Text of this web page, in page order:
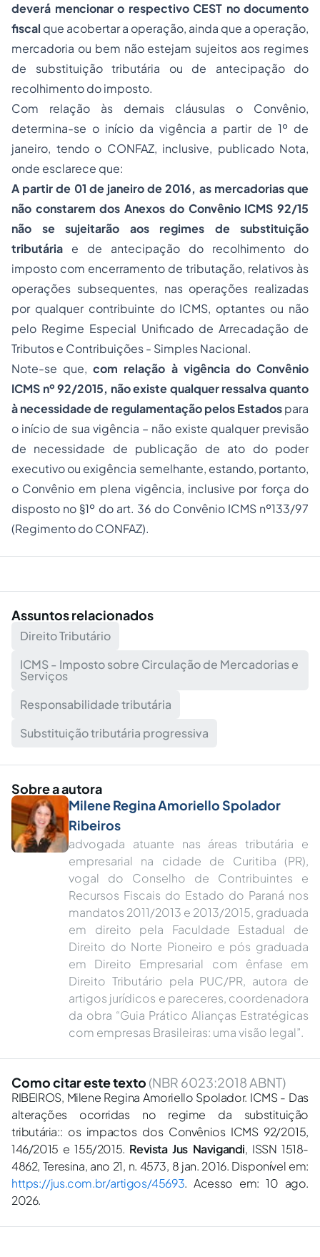
deverá mencionar o respectivo CEST no documento
fiscal que acobertar a operação, ainda que a operação,
mercadoria ou bem não estejam sujeitos aos regimes
de substituição tributária ou de antecipação do
recolhimento do imposto.
Com relação às demais cláusulas o Convênio,
determina-se o início da vigência a partir de 1º de
janeiro, tendo o CONFAZ, inclusive, publicado Nota,
onde esclarece que:
A partir de 01 de janeiro de 2016, as mercadorias que
não constarem dos Anexos do Convênio ICMS 92/15
não se sujeitarão aos regimes de substituição
tributária e de antecipação do recolhimento do
imposto com encerramento de tributação, relativos às
operações subsequentes, nas operações realizadas
por qualquer contribuinte do ICMS, optantes ou não
pelo Regime Especial Unificado de Arrecadação de
Tributos e Contribuições - Simples Nacional.
Note-se que,com relação à vigência do Convênio
ICMS nº 92/2015, não existe qualquer ressalva quanto
à necessidade de regulamentação pelos Estadospara
o início de sua vigência – não existe qualquer previsão
de necessidade de publicação de ato do poder
executivo ou exigência semelhante, estando, portanto,
o Convênio em plena vigência, inclusive por força do
disposto no §1º do art. 36 do Convênio ICMS nº133/97
(Regimento do CONFAZ).
Assuntos relacionados
Direito Tributário
ICMS - Imposto sobre Circulação de Mercadorias e
Serviços
Responsabilidade tributária
Substituição tributária progressiva
Sobre a autora
Milene Regina Amoriello Spolador
Ribeiros
advogada atuante nas áreas tributária e
empresarial na cidade de Curitiba (PR),
vogal do Conselho de Contribuintes e
Recursos Fiscais do Estado do Paraná nos
mandatos 2011/2013 e 2013/2015, graduada
em direito pela Faculdade Estadual de
Direito do Norte Pioneiro e pós graduada
em Direito Empresarial com ênfase em
Direito Tributário pela PUC/PR, autora de
artigos jurídicos e pareceres, coordenadora
da obra “Guia Prático Alianças Estratégicas
com empresas Brasileiras: uma visão legal”.
Como citar este texto (NBR 6023:2018 ABNT)
RIBEIROS, Milene Regina Amoriello Spolador. ICMS - Das
alterações ocorridas no regime da substituição
tributária:: os impactos dos Convênios ICMS 92/2015,
146/2015 e 155/2015. Revista Jus Navigandi, ISSN 1518-
4862, Teresina, ano 21, n. 4573, 8 jan. 2016. Disponível em:
https://jus.com.br/artigos/45693. Acesso em: 10 ago.
2026.